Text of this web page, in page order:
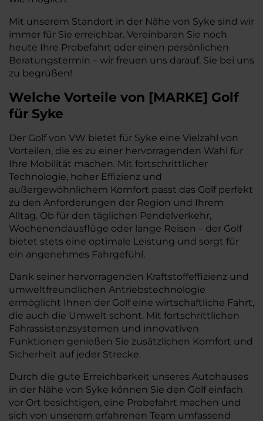
Mit unserem Standort in der Nähe von Syke sind wir
immer für Sie erreichbar. Vereinbaren Sie noch
heute Ihre Probefahrt oder einen persönlichen
Beratungstermin – wir freuen uns darauf, Sie bei uns
zu begrüßen!
Welche Vorteile von [MARKE] Golf
für Syke
Der Golf von VW bietet für Syke eine Vielzahl von
Vorteilen, die es zu einer hervorragenden Wahl für
Ihre Mobilität machen. Mit fortschrittlicher
Technologie, hoher Effizienz und
außergewöhnlichem Komfort passt das Golf perfekt
zu den Anforderungen der Region und Ihrem
Alltag. Ob für den täglichen Pendelverkehr,
Wochenendausflüge oder lange Reisen – der Golf
bietet stets eine optimale Leistung und sorgt für
ein angenehmes Fahrgefühl.
Dank seiner hervorragenden Kraftstoffeffizienz und
umweltfreundlichen Antriebstechnologie
ermöglicht Ihnen der Golf eine wirtschaftliche Fahrt,
die auch die Umwelt schont. Mit fortschrittlichen
Fahrassistenzsystemen und innovativen
Funktionen genießen Sie zusätzlichen Komfort und
Sicherheit auf jeder Strecke.
Durch die gute Erreichbarkeit unseres Autohauses
in der Nähe von Syke können Sie den Golf einfach
vor Ort besichtigen, eine Probefahrt machen und
sich von unserem erfahrenen Team umfassend